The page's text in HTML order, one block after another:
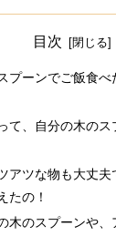
目次
プーンでご飯食
て、自分の木のス
アツな物も大丈夫
たの！
木のスプーンや